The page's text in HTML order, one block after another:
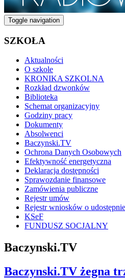
Toggle navigation
SZKOŁA
Aktualności
O szkole
KRONIKA SZKOLNA
Rozkład dzwonków
Biblioteka
Schemat organizacyjny
Godziny pracy
Dokumenty
Absolwenci
Baczynski.TV
Ochrona Danych Osobowych
Efektywność energetyczna
Deklaracja dostępności
Sprawozdanie finansowe
Zamówienia publiczne
Rejestr umów
Rejestr wniosków o
KSeF
FUNDUSZ SOCJALNY
Baczynski.TV
Baczynski.TV żegna